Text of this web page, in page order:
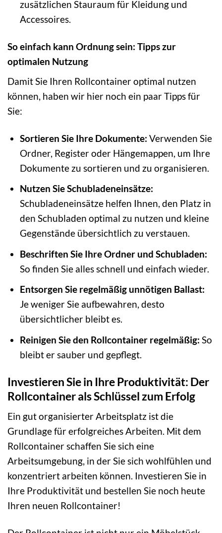
zusätzlichen Stauraum für Kleidung und
Accessoires.
So einfach kann Ordnung sein: Tipps zur
optimalen Nutzung
Damit Sie Ihren Rollcontainer optimal nutzen
können, haben wir hier noch ein paar Tipps für
Sie:
Sortieren Sie Ihre Dokumente: Verwenden Sie
Ordner, Register oder Hängemappen, um Ihre
Dokumente zu sortieren und zu organisieren.
Nutzen Sie Schubladeneinsätze:
Schubladeneinsätze helfen Ihnen, den Platz in
den Schubladen optimal zu nutzen und kleine
Gegenstände übersichtlich zu verstauen.
Beschriften Sie Ihre Ordner und Schubladen:
So finden Sie alles schnell und einfach wieder.
Entsorgen Sie regelmäßig unnötigen Ballast:
Je weniger Sie aufbewahren, desto
übersichtlicher bleibt es.
Reinigen Sie den Rollcontainer regelmäßig: So
bleibt er sauber und gepflegt.
Investieren Sie in Ihre Produktivität: Der
Rollcontainer als Schlüssel zum Erfolg
Ein gut organisierter Arbeitsplatz ist die
Grundlage für erfolgreiches Arbeiten. Mit dem
Rollcontainer schaffen Sie sich eine
Arbeitsumgebung, in der Sie sich wohlfühlen und
konzentriert arbeiten können. Investieren Sie in
Ihre Produktivität und bestellen Sie noch heute
Ihren neuen Rollcontainer!